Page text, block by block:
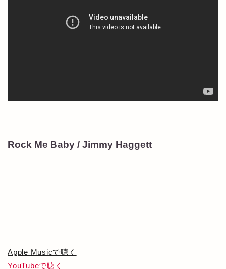
Rock Me Baby / Jimmy Haggett
Apple Musicで聴く
YouTubeで聴く